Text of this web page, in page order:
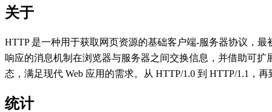
关于
HTTP 是一种用于获取网页资源的基础客户端-服务器协议，
响应的消息机制在浏览器与服务器之间交换信息，并借助可
态，满足现代 Web 应用的需求。从 HTTP/1.0 到 HTTP/1.1，
统计